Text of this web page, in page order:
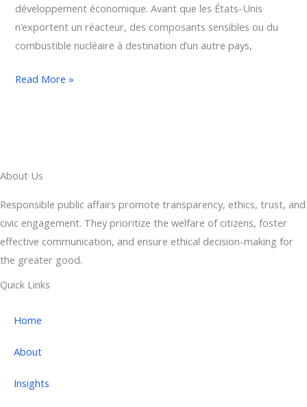
développement économique. Avant que les États-Unis
n’exportent un réacteur, des composants sensibles ou du
combustible nucléaire à destination d’un autre pays,
Read More »
About Us
Responsible public affairs promote transparency, ethics, trust, and
civic engagement. They prioritize the welfare of citizens, foster
effective communication, and ensure ethical decision-making for
the greater good.
Quick Links
Home
About
Insights